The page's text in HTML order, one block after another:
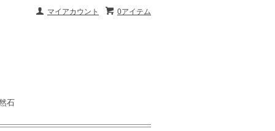
0アイテム
マイアカウント
石